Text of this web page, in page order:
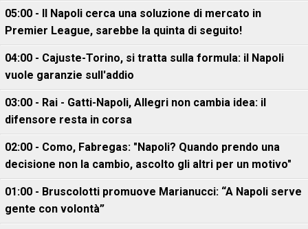
05:00 - Il Napoli cerca una soluzione di mercato in
Premier League, sarebbe la quinta di seguito!
04:00 - Cajuste-Torino, si tratta sulla formula: il Napoli
vuole garanzie sull'addio
03:00 - Rai - Gatti-Napoli, Allegri non cambia idea: il
difensore resta in corsa
02:00 - Como, Fabregas: "Napoli? Quando prendo una
decisione non la cambio, ascolto gli altri per un motivo"
01:00 - Bruscolotti promuove Marianucci: “A Napoli serve
gente con volontà”